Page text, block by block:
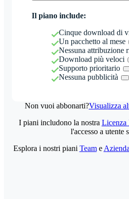
Il piano include:
Cinque download di
Un pacchetto al mese
Nessuna attribuzione
Download più veloci
Supporto prioritario
Nessuna pubblicità
Non vuoi abbonarti?Visualizza
I piani includono la nostra Licenza
l'accesso a utente
Esplora i nostri piani Teame Azienda